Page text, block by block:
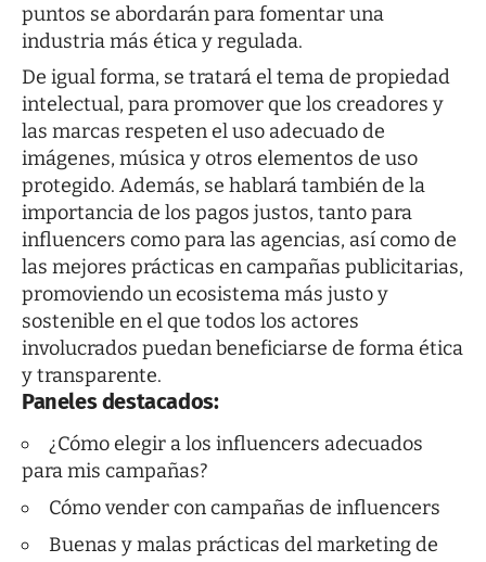
puntos se abordarán para fomentar una
industria más ética y regulada.
De igual forma, se tratará el tema de propiedad
intelectual, para promover que los creadores y
las marcas respeten el uso adecuado de
imágenes, música y otros elementos de uso
protegido. Además, se hablará también de la
importancia de los pagos justos, tanto para
influencers como para las agencias, así como de
las mejores prácticas en campañas publicitarias,
promoviendo un ecosistema más justo y
sostenible en el que todos los actores
involucrados puedan beneficiarse de forma ética
y transparente.
Paneles destacados:
¿Cómo elegir a los influencers adecuados
para mis campañas?
Cómo vender con campañas de influencers
Buenas y malas prácticas del marketing de